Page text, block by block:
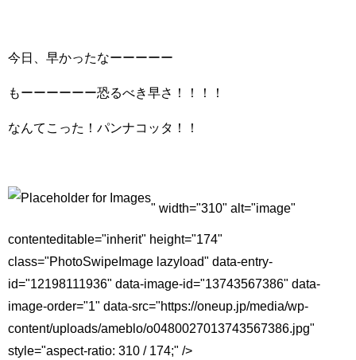
今日、早かったなーーーーー
もーーーーーー恐るべき早さ！！！！
なんてこった！パンナコッタ！！
" width="310" alt="image"
contenteditable="inherit" height="174"
class="PhotoSwipeImage lazyload" data-entry-
id="12198111936" data-image-id="13743567386" data-
image-order="1" data-src="https://oneup.jp/media/wp-
content/uploads/ameblo/o0480027013743567386.jpg"
style="aspect-ratio: 310 / 174;" />